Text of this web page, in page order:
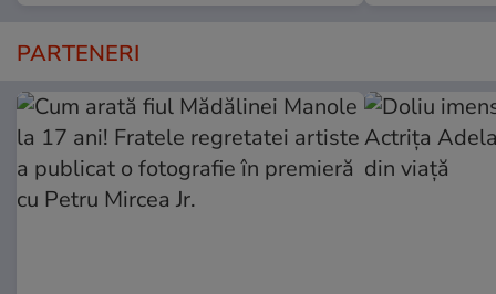
PARTENERI